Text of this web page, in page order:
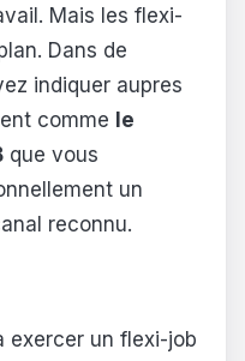
Mais les flexi-
Dans de
indiquer aupres
comme
le
que vous
un
reconnu.
exercer un flexi-job